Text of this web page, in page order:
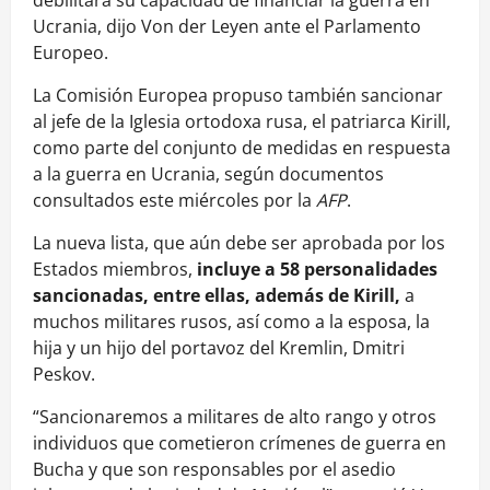
Ucrania, dijo Von der Leyen ante el Parlamento
Europeo.
La Comisión Europea propuso también sancionar
al jefe de la Iglesia ortodoxa rusa, el patriarca Kirill,
como parte del conjunto de medidas en respuesta
a la guerra en Ucrania, según documentos
consultados este miércoles por la AFP.
La nueva lista, que aún debe ser aprobada por los
Estados miembros, incluye a 58 personalidades
sancionadas, entre ellas, además de Kirill, a
muchos militares rusos, así como a la esposa, la
hija y un hijo del portavoz del Kremlin, Dmitri
Peskov.
“Sancionaremos a militares de alto rango y otros
individuos que cometieron crímenes de guerra en
Bucha y que son responsables por el asedio